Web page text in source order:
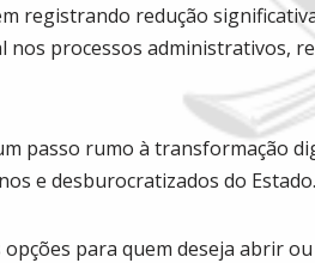
registrando redução
processos administrativos,
passo rumo à transformação
e desburocratizados do Estado.
para quem deseja abrir